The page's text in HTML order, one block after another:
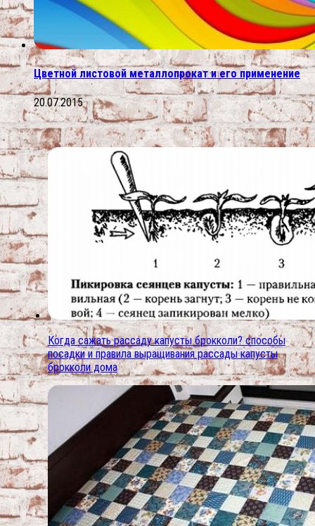
Цветной листовой металлопрокат и его применение
20.07.2015
Когда сажать рассаду капусты брокколи? способы
посадки и правила выращивания рассады капусты
брокколи дома